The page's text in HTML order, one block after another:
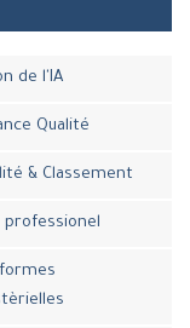
de l'IA
Qualité
& Classement
professionel